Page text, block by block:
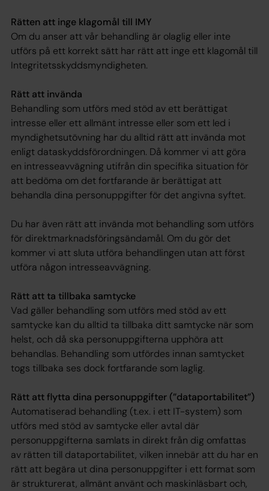
Rätten att inge klagomål till IMY
Om du anser att vår behandling är olaglig eller inte
utförs på ett korrekt sätt har rätt att inge ett klagomål till
Integritetsskyddsmyndigheten.
Rätt att invända
Behandling som utförs med stöd av ett berättigat
intresse eller ett allmänt intresse eller som ett led i
myndighetsutövning har du alltid rätt att invända mot
enligt dataskyddsförordningen. Då kommer vi att göra
en intresseavvägning utifrån din specifika situation för
att bedöma om det fortfarande är berättigat att
behandla dina personuppgifter för det angivna syftet.
Du har även rätt att invända mot behandling som utförs
för direktmarknadsföringsändamål. Om du gör det
kommer vi att sluta utföra behandlingen utan att först
utföra någon intresseavvägning.
Rätt att ta tillbaka samtycke
Vad gäller behandling som utförs med stöd av ett
samtycke kan du alltid ta tillbaka ditt samtycke när som
helst, och då ska personuppgifterna upphöra att
behandlas. Behandling som utfördes innan samtycket
togs tillbaka ses dock fortfarande som laglig.
Rätt att flytta dina personuppgifter (”dataportabilitet”)
Automatiserad behandling (t.ex. i ett IT-system) som
utförs med stöd av samtycke eller avtal där
personuppgifterna samlats in direkt från dig omfattas
av rätten till dataportabilitet, vilken innebär att du har en
rätt att begära ut dina personuppgifter i ett format som
är strukturerat, allmänt använt och maskinläsbart och,